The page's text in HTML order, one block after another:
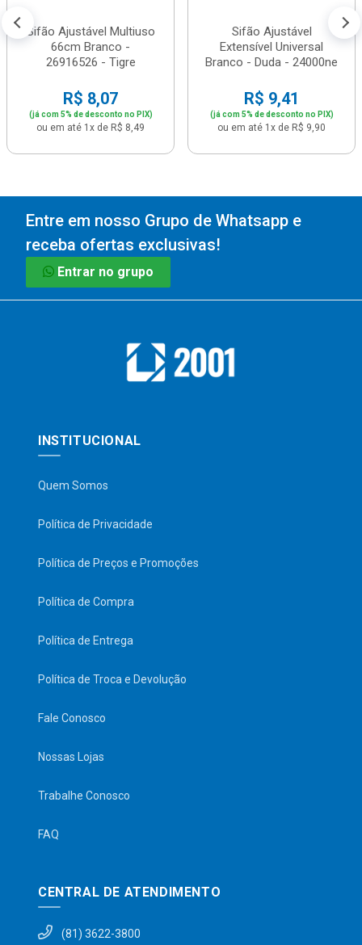
Sifão Ajustável Multiuso
66cm Branco -
26916526 - Tigre
R$ 8,07
(já com 5% de desconto no PIX)
ou em até 1x de R$ 8,49
Sifão Ajustável
Extensível Universal
Branco - Duda - 24000ne
R$ 9,41
(já com 5% de desconto no PIX)
ou em até 1x de R$ 9,90
Entre em nosso Grupo de Whatsapp e
receba ofertas exclusivas!
Entrar no grupo
INSTITUCIONAL
Quem Somos
Política de Privacidade
Política de Preços e Promoções
Política de Compra
Política de Entrega
Política de Troca e Devolução
Fale Conosco
Nossas Lojas
Trabalhe Conosco
FAQ
CENTRAL DE ATENDIMENTO
(81) 3622-3800